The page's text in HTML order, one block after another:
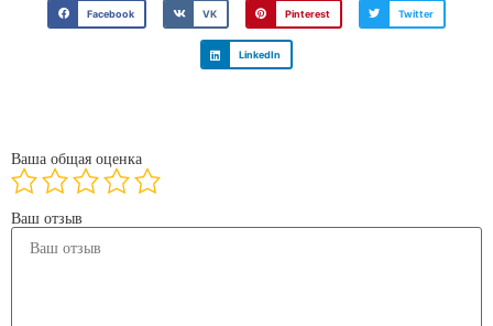
Facebook VK Pinterest Twitter
LinkedIn
Ваша общая оценка
Ваш отзыв